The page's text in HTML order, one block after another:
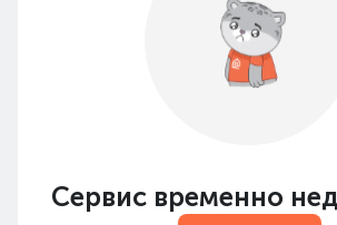
Сервис временно